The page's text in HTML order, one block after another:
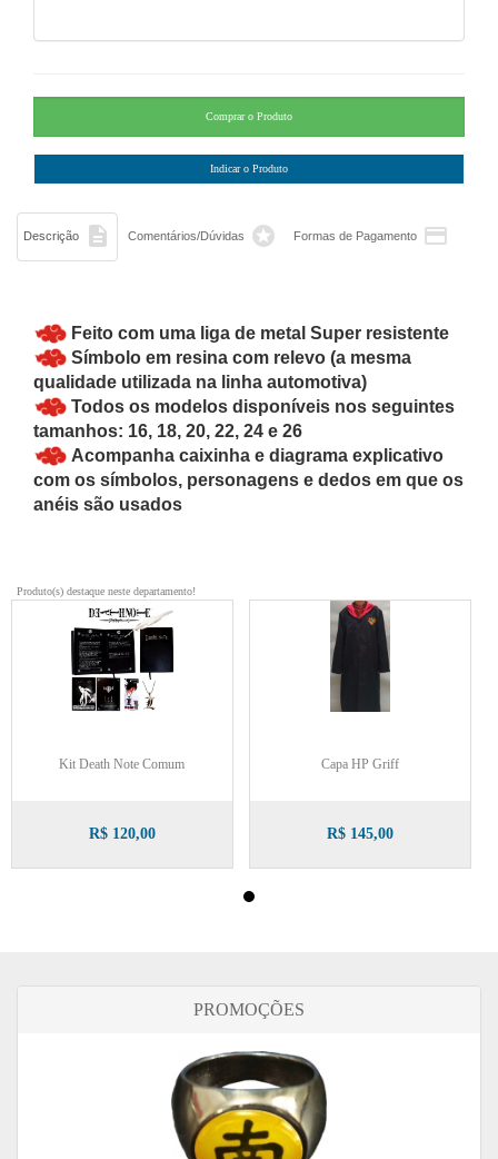
Descrição  Comentários/Dúvidas  Formas de Pagamento 
Feito com uma liga de metal Super resistente
Símbolo em resina com relevo (a mesma
qualidade utilizada na linha automotiva)
Todos os modelos disponíveis nos seguintes
tamanhos: 16, 18, 20, 22, 24 e 26
Acompanha caixinha e diagrama explicativo
com os símbolos, personagens e dedos em que os
anéis são usados
Produto(s) destaque neste departamento!
Kit Death Note Comum
R$ 120,00
Capa HP Griff
R$ 145,00
PROMOÇÕES